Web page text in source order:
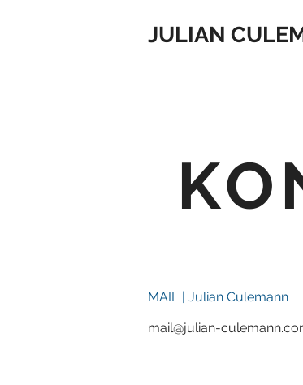
JULIAN
MAIL | Julian Culemann
mail@julian-